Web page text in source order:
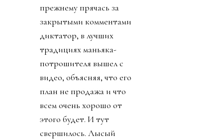
прежнему прячась за
закрытыми комментами
диктатор, в лучших
традициях маньяка-
потрошителя вышел с
видео, объясняя, что его
план не продажа и что
всем очень хорошо от
этого будет. И тут
свершилось. Лысый